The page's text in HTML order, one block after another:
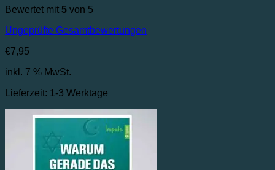
Bewertet mit 5 von 5
Ungeprüfte Gesamtbewertungen
€7,95
inkl. 7 % MwSt.
Lieferzeit: 1-3 Werktage